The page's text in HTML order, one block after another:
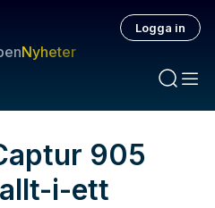
Nyheter
Logga in
905
i-ett